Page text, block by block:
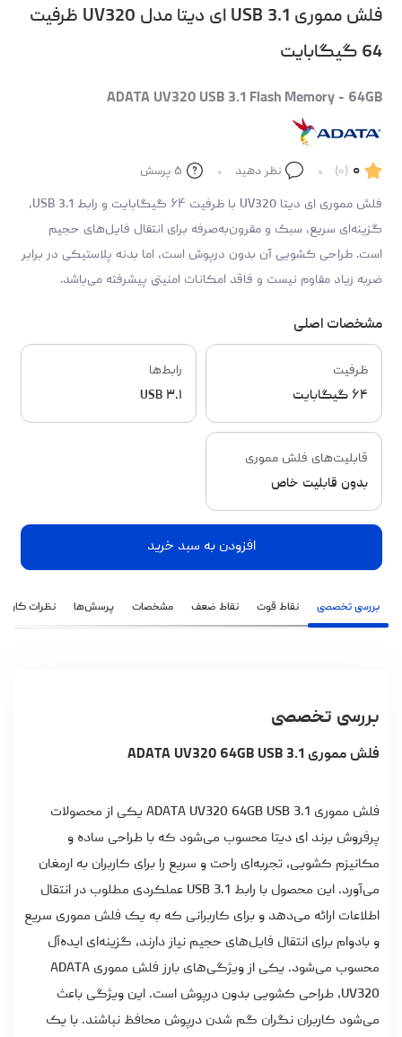
فلش مموری USB 3.1 ای دیتا مدل UV320 ظرفیت
64 گیگابایت
ADATA UV320 USB 3.1 Flash Memory - 64GB
۰ (۰) نظر دهید ۵ پرسش
فلش مموری ای دیتا UV320 با ظرفیت ۶۴ گیگابایت و رابط USB 3.1،
گزینه‌ای سریع، سبک و مقرون‌به‌صرفه برای انتقال فایل‌های حجیم
است. طراحی کشویی آن بدون درپوش است، اما بدنه پلاستیکی در برابر
ضربه زیاد مقاوم نیست و فاقد امکانات امنیتی پیشرفته می‌باشد.
مشخصات اصلی
ظرفیت
۶۴ گیگابایت
رابط‌ها
USB ۳.۱
قابلیت‌های فلش مموری
بدون قابلیت خاص
افزودن به سبد خرید
بررسی تخصصی نقاط قوت نقاط ضعف مشخصات پرسش‌ها نظرات
بررسی تخصصی
فلش مموری ADATA UV320 64GB USB 3.1
فلش مموری ADATA UV320 64GB USB 3.1 یکی از محصولات
پرفروش برند ای دیتا محسوب می‌شود که با طراحی ساده و
مکانیزم کشویی، تجربه‌ای راحت و سریع را برای کاربران به ارمغان
می‌آورد. این محصول با رابط USB 3.1 عملکردی مطلوب در انتقال
اطلاعات ارائه می‌دهد و برای کاربرانی که به یک فلش مموری سریع
و بادوام برای انتقال فایل‌های حجیم نیاز دارند، گزینه‌ای ایده‌آل
محسوب می‌شود. یکی از ویژگی‌های بارز فلش مموری ADATA
UV320، طراحی کشویی بدون درپوش است. این ویژگی باعث
می‌شود کاربران نگران گم شدن درپوش محافظ نباشند. با یک